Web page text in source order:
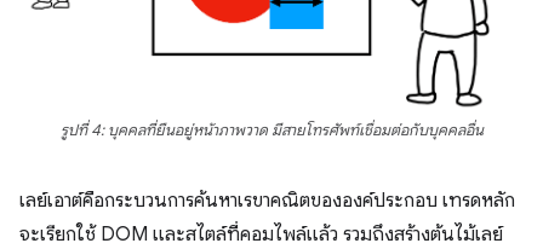
รูปที่ 4: บุคคลที่ยืนอยู่หน้าภาพวาด มีสายโทรศัพท์เชื่อมต่อกับบุคคลอื่น
เลย์เอาต์คือกระบวนการค้นหาเรขาคณิตขององค์ประกอบ เทรดหลัก
จะเรียกใช้ DOM และสไตล์ที่คอมไพล์แล้ว รวมถึงสร้างต้นไม้เลย์